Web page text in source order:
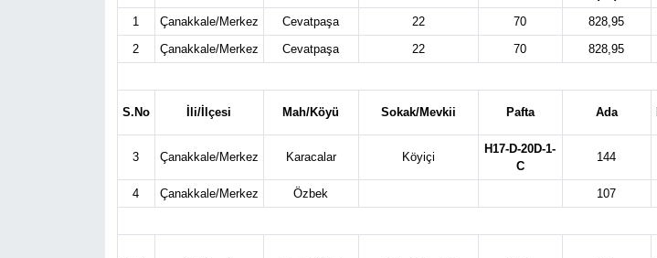
1 Çanakkale/Merkez Cevatpaşa 22 70 828,95
2
Çanakkale/Merkez Cevatpaşa 22 70 828,95
S.No İli/İlçesi Mah/Köyü Sokak/Mevkii Pafta Ada
3 Çanakkale/Merkez Karacalar Köyiçi
H17-D-20D-1-
C
144
4 Çanakkale/Merkez Özbek 107